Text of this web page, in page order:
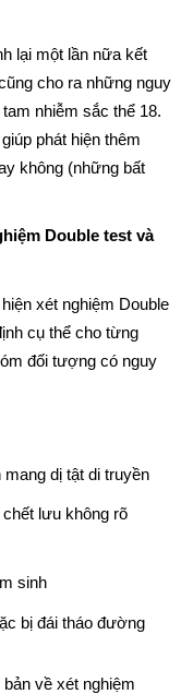
lại một lần nữa kết
cho ra những nguy
nhiễm sắc thể 18.
phát hiện thêm
không (những bất
Double test và
xét nghiệm Double
cụ thể cho từng
đối tượng có nguy
dị tật di truyền
lưu không rõ
sinh
bị đái tháo đường
về xét nghiệm